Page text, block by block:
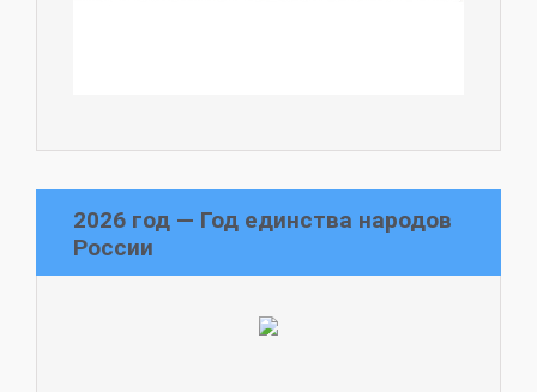
2026 год — Год единства народов
России